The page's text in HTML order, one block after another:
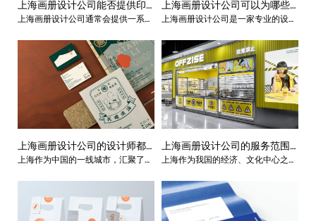
上海画册设计公司能否提供印
刷服务？
上海画册设计公司通常会提供一系列
编辑、校对、印刷等。因此，一些上
海画册设计公司能够提供印刷服务。
这些公司拥有先进的印刷设备和技
术，并能够将设计作品转化为高质量
上海画册设计公司可以为哪些
行业提供服务？
上海画册设计公司是一家专业的设计
关服务。他们的设计团队拥有丰富的
经验和专业知识，能够为不同的行业
提供高质量的设计服务。下面我们来
了解一下上海画册设计公司可以为哪
些行业提供服务。
上海画册设计公司的设计师都
有哪些背景和资质？
上海作为中国的一线城市，汇聚了众
一定的背景和资质。以下是一些常见
的背景和资质：
上海画册设计公司的服务范围
是什么？
上海作为我国的经济、文化中心之
这些公司在服务范围上也非常广泛，
涵盖了多个领域和行业。下面就是上
海画册设计公司的服务范围分析。